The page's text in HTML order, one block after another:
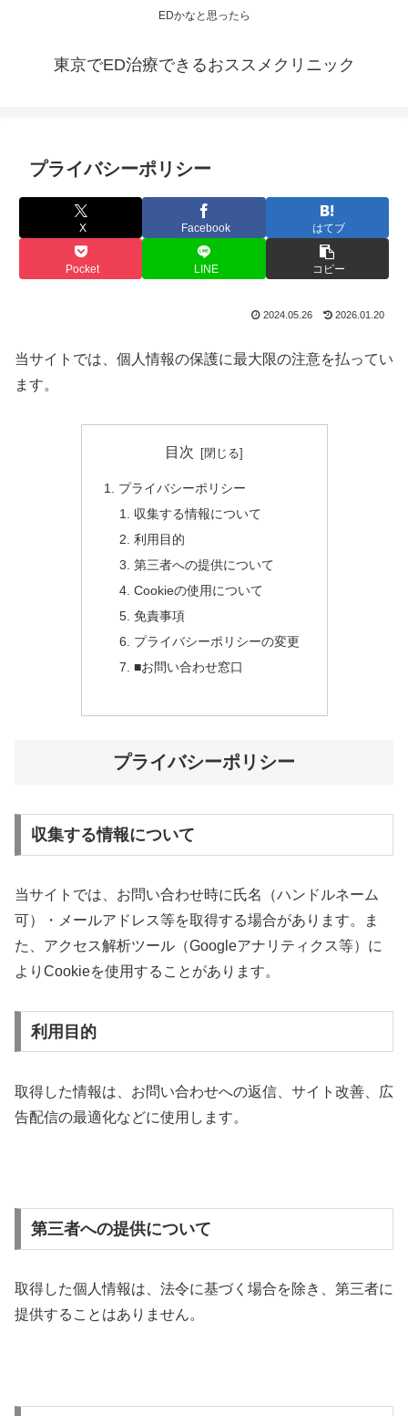
EDかなと思ったら
東京でED治療できるおススメクリニック
プライバシーポリシー
X Facebook はてブ
Pocket LINE コピー
2024.05.26 2026.01.20
当サイトでは、個人情報の保護に最大限の注意を払ってい
ます。
目次
プライバシーポリシー
収集する情報について
利用目的
第三者への提供について
Cookieの使用について
免責事項
プライバシーポリシーの変更
■お問い合わせ窓口
プライバシーポリシー
収集する情報について
当サイトでは、お問い合わせ時に氏名（ハンドルネーム
可）・メールアドレス等を取得する場合があります。ま
た、アクセス解析ツール（Googleアナリティクス等）に
よりCookieを使用することがあります。
利用目的
取得した情報は、お問い合わせへの返信、サイト改善、広
告配信の最適化などに使用します。
第三者への提供について
取得した個人情報は、法令に基づく場合を除き、第三者に
提供することはありません。